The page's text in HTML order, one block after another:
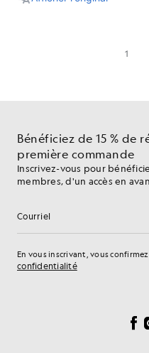
Bénéficiez de 15 % de
première commande
Inscrivez-vous pour
membres, d'un accès en
Adresse e-mail
En vous inscrivant, vous
confidentialité